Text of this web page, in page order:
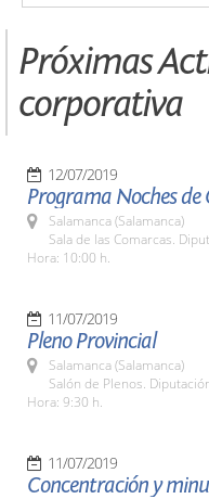
Próximas
corporativa
12/07/2019
Programa Noches de
Salamanca (Salamanca)
Sala de las Comarcas.
Hora: 10:00 h.
11/07/2019
Pleno Provincial
Salamanca (Salamanca)
Salón de Plenos.
Hora: 9:30 h.
11/07/2019
Concentración y